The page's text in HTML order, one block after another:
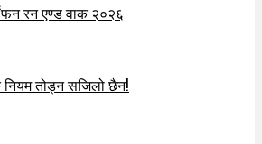
रन एण्ड वाक २०२६
तोड्न सजिलो छैन!